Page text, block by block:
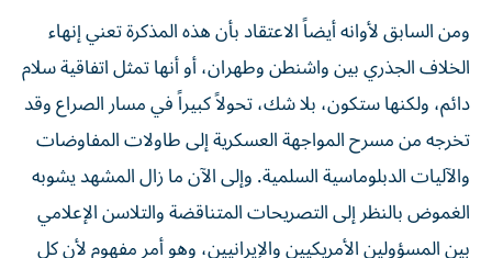
ومن السابق لأوانه أيضاً الاعتقاد بأن هذه المذكرة تعني إنهاء
الخلاف الجذري بين واشنطن وطهران، أو أنها تمثل اتفاقية سلام
دائم، ولكنها ستكون، بلا شك، تحولاً كبيراً في مسار الصراع وقد
تخرجه من مسرح المواجهة العسكرية إلى طاولات المفاوضات
والآليات الدبلوماسية السلمية. وإلى الآن ما زال المشهد يشوبه
الغموض بالنظر إلى التصريحات المتناقضة والتلاسن الإعلامي
بين المسؤولين الأمريكيين والإيرانيين، وهو أمر مفهوم لأن كل